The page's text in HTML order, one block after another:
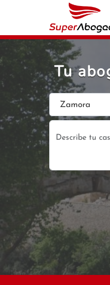
Tu
Zamora